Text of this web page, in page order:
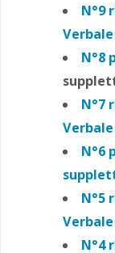
N°9
Verbale
N°8
N°7
Verbale
N°6
N°5
Verbale
N°4